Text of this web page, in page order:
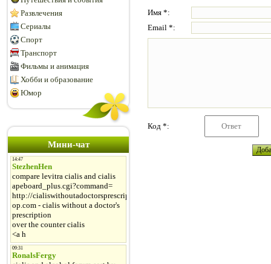
Развлечения
Сериалы
Спорт
Транспорт
Фильмы и анимация
Хобби и образование
Юмор
Мини-чат
Имя *:
Email *:
Код *: